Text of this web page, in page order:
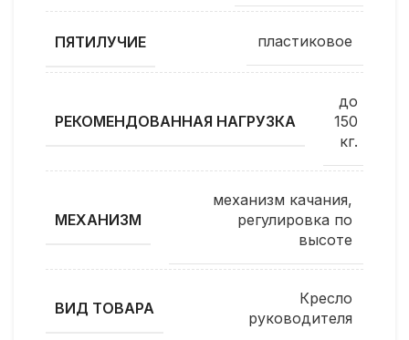
ПЯТИЛУЧИЕ пластиковое
РЕКОМЕНДОВАННАЯ НАГРУЗКА
до
150
кг.
МЕХАНИЗМ
механизм качания,
регулировка по
высоте
ВИД ТОВАРА
Кресло
руководителя